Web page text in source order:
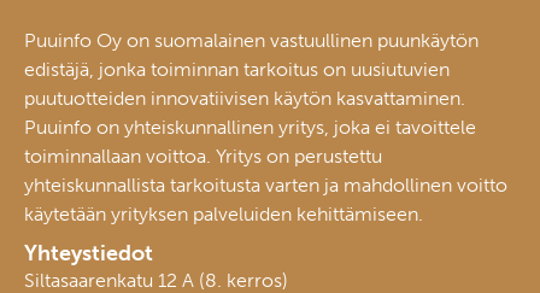
Puuinfo Oy on suomalainen vastuullinen puunkäytön
edistäjä, jonka toiminnan tarkoitus on uusiutuvien
puutuotteiden innovatiivisen käytön kasvattaminen.
Puuinfo on yhteiskunnallinen yritys, joka ei tavoittele
toiminnallaan voittoa. Yritys on perustettu
yhteiskunnallista tarkoitusta varten ja mahdollinen voitto
käytetään yrityksen palveluiden kehittämiseen.
Yhteystiedot
Siltasaarenkatu 12 A (8. kerros)